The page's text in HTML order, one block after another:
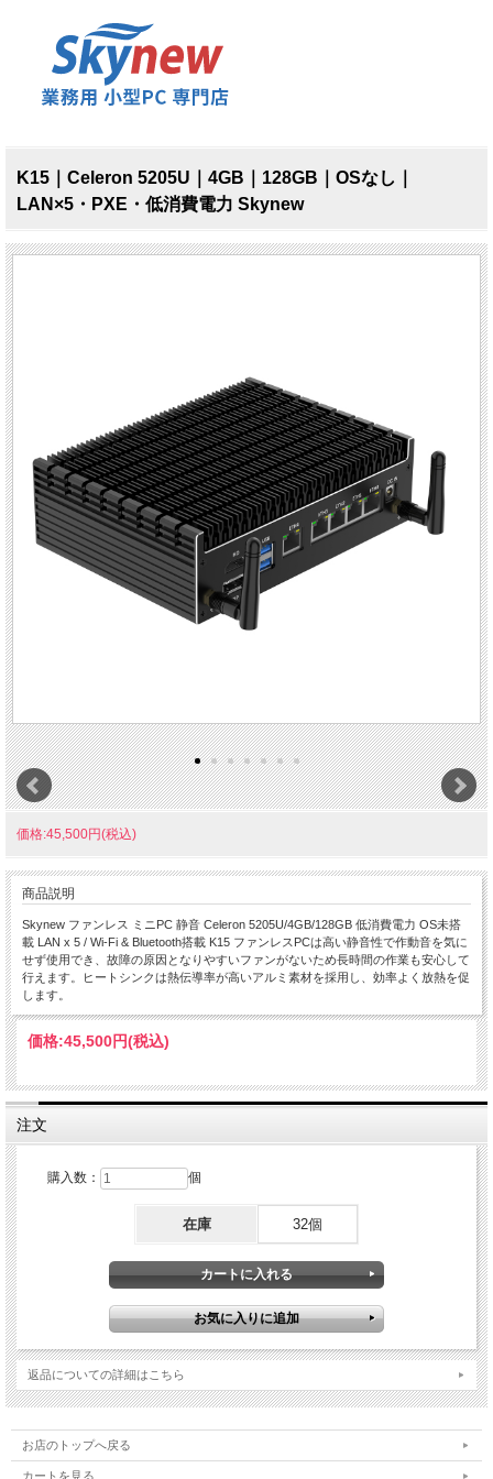
K15｜Celeron 5205U｜4GB｜128GB｜OSなし｜
LAN×5・PXE・低消費電力 Skynew
価格:45,500円(税込)
商品説明
Skynew ファンレス ミニPC 静音 Celeron 5205U/4GB/128GB 低消費電力 OS未搭
載 LAN x 5 / Wi-Fi & Bluetooth搭載 K15 ファンレスPCは高い静音性で作動音を気に
せず使用でき、故障の原因となりやすいファンがないため長時間の作業も安心して
行えます。ヒートシンクは熱伝導率が高いアルミ素材を採用し、効率よく放熱を促
します。
価格:45,500円(税込)
注文
購入数： 個
在庫 32個
返品についての詳細はこちら
お店のトップへ戻る
カートを見る